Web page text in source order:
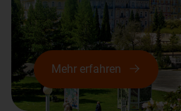
Mehr erfahren